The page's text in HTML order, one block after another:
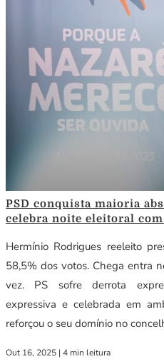
PSD conquista maioria
celebra noite eleitoral
Hermínio Rodrigues reeleito
58,5% dos votos. Chega entra
vez. PS sofre derrota
expressiva e celebrada em
reforçou o seu domínio no
Out 16, 2025 | 4 min leitura